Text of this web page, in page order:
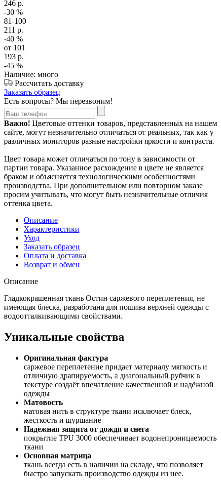
246 р.
-30 %
81-100
211 р.
-40 %
от 101
193 р.
-45 %
Наличие: много
Рассчитать доставку
Заказать образец
Есть вопросы? Мы перезвоним!
Важно! Цветовые оттенки товаров, представленных на нашем
сайте, могут незначительно отличаться от реальных, так как у
различных мониторов разные настройки яркости и контраста.
Цвет товара может отличаться по тону в зависимости от
партии товара. Указанное расхождение в цвете не является
браком и объясняется технологическими особенностями
производства. При дополнительном или повторном заказе
просим учитывать, что могут быть незначительные отличия
оттенка цвета.
Описание
Характеристики
Уход
Заказать образец
Оплата и доставка
Возврат и обмен
Описание
Гладкокрашенная ткань Остин саржевого переплетения, не
имеющая блеска, разработана для пошива верхней одежды с
водоотталкивающими свойствами.
Уникальные свойства
Оригинальная фактура
саржевое переплетение придает материалу мягкость и
отличную драпируемость, а диагональный рубчик в
текстуре создаёт впечатление качественной и надёжной
одежды
Матовость
матовая нить в структуре ткани исключает блеск,
жесткость и шуршание
Надежная защита от дождя и снега
покрытие TPU 3000 обеспечивает водонепроницаемость
ткани
Основная матрица
ткань всегда есть в наличии на складе, что позволяет
быстро запускать производство одежды из нее.